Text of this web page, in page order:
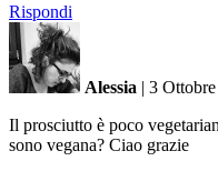
Rispondi
Alessia | 3
Il prosciutto è poco
sono vegana? Ciao grazie